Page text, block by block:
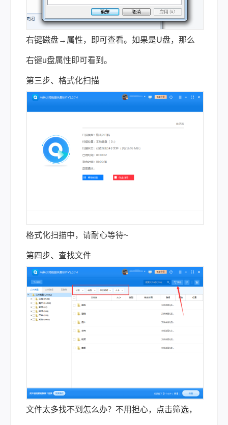
右键磁盘→属性，即可查看。如果是U盘，那么
右键u盘属性即可看到。
第三步、格式化扫描
格式化扫描中，请耐心等待~
第四步、查找文件
文件太多找不到怎么办？不用担心，点击筛选，